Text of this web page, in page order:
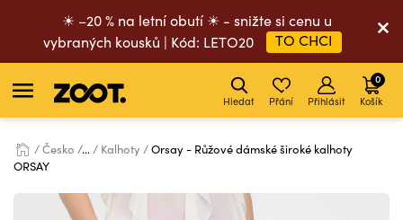
☀ –20 % na letní obutí ☀ - snižte si cenu u
vybraných kousků | Kód: LETO20
TO CHCI
Hledat Přání Přihlásit Košík
0
Česko ... Kalhoty
Orsay - Růžové dámské široké kalhoty
ORSAY